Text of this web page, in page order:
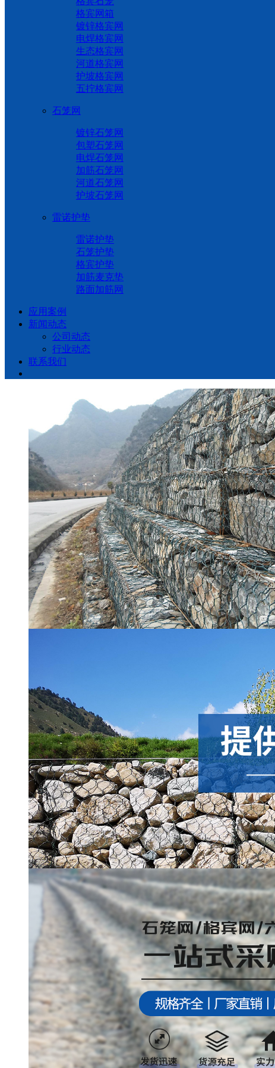
格宾网箱
镀锌格宾网
电焊格宾网
生态格宾网
河道格宾网
护坡格宾网
五拧格宾网
石笼网
镀锌石笼网
包塑石笼网
电焊石笼网
加筋石笼网
河道石笼网
护坡石笼网
雷诺护垫
雷诺护垫
石笼护垫
格宾护垫
加筋麦克垫
路面加筋网
应用案例
新闻动态
公司动态
行业动态
联系我们